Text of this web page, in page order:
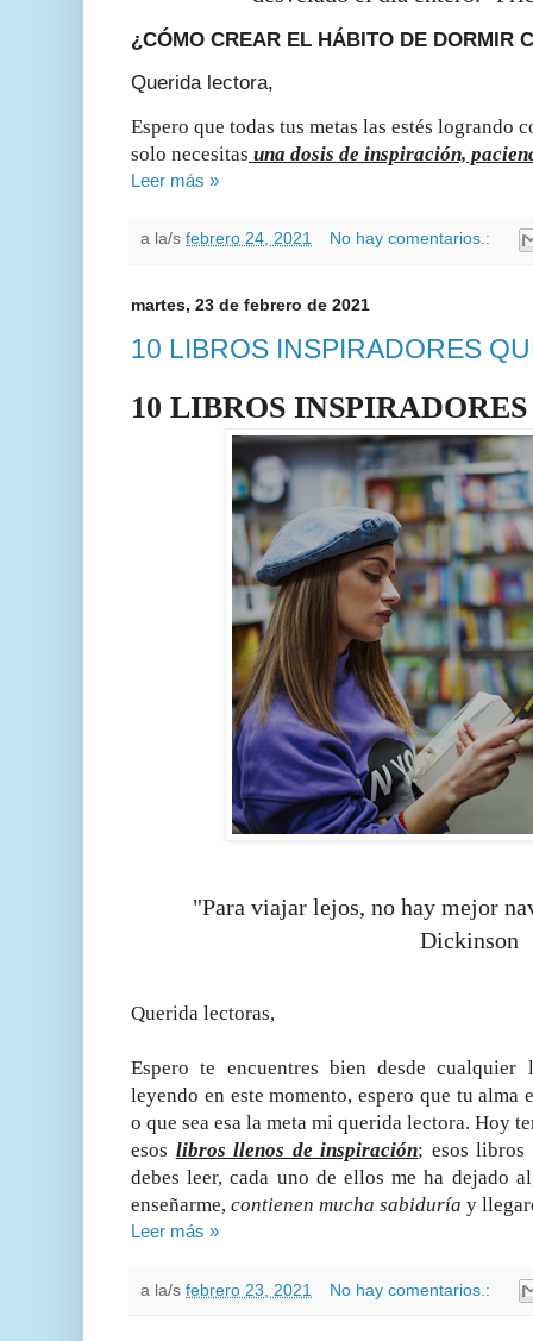
¿CÓMO CREAR EL HÁBITO DE DORMIR
Querida lectora,
Espero que todas tus metas las estés logrando
solo necesitas una dosis de inspiración,
Leer más »
a la/s febrero 24, 2021 No hay comentarios.:
martes, 23 de febrero de 2021
10 LIBROS INSPIRADORES
10 LIBROS
"Para viajar lejos, no hay mejor
Dickinson
Querida lectoras,
Espero te encuentres bien desde
leyendo en este momento, espero que tu alma
o que sea esa la meta mi querida lectora. Hoy
esos libros llenos de inspiración; esos libros
debes leer, cada uno de ellos me ha dejado
enseñarme, contienen mucha sabiduría y
Leer más »
a la/s febrero 23, 2021 No hay comentarios.: